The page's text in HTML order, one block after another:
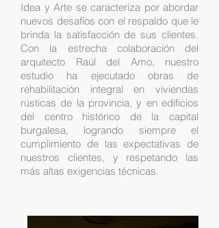
Idea y Arte se caracteriza por abordar
nuevos desafíos con el respaldo que le
brinda la satisfacción de sus clientes.
Con la estrecha colaboración del
arquitecto Raúl del Amo, nuestro
estudio ha ejecutado obras de
rehabilitación integral en viviendas
rústicas de la provincia, y en edificios
del centro histórico de la capital
burgalesa, logrando siempre el
cumplimiento de las expectativas de
nuestros clientes, y respetando las
más altas exigencias técnicas.